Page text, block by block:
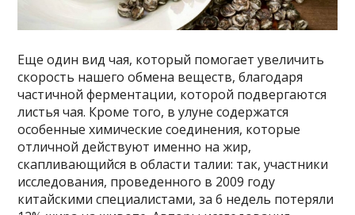
Еще один вид чая, который помогает увеличить
скорость нашего обмена веществ, благодаря
частичной ферментации, которой подвергаются
листья чая. Кроме того, в улуне содержатся
особенные химические соединения, которые
отличной действуют именно на жир,
скапливающийся в области талии: так, участники
исследования, проведенного в 2009 году
китайскими специалистами, за 6 недель потеряли